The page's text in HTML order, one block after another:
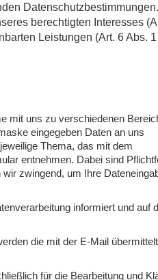
berechtigten Interesses
Leistungen (Art. 6 Abs. 1
mit uns zu verschiedenen
eingegeben Daten an uns
Thema, das mit dem
entnehmen. Dabei sind
zwingend, um Ihre
informiert und auf
die mit der E-Mail
für die Bearbeitung und